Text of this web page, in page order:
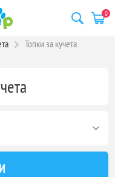
0
Топки за кучета